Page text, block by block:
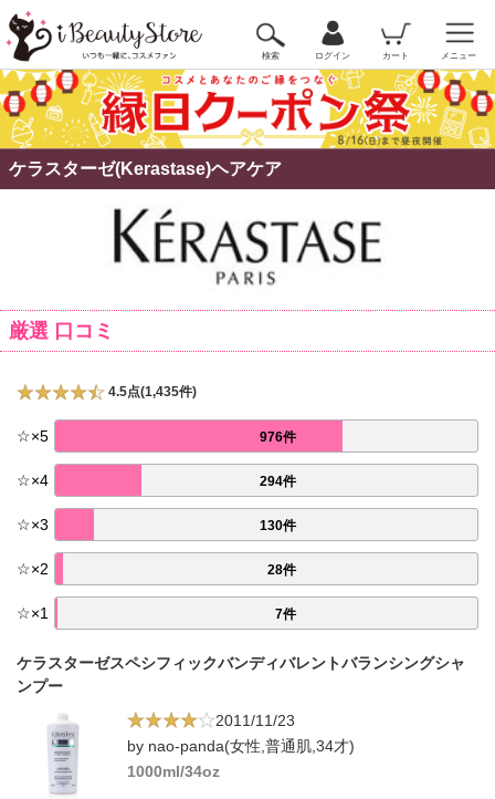
検索 ログイン カート メニュー
ケラスターゼ(Kerastase)ヘアケア
厳選 口コミ
4.5点(1,435件)
☆×5 976件
☆×4 294件
☆×3 130件
☆×2 28件
☆×1 7件
ケラスターゼスペシフィックバンディバレントバランシングシャ
ンプー
2011/11/23
by nao-panda(女性,普通肌,34才)
1000ml/34oz